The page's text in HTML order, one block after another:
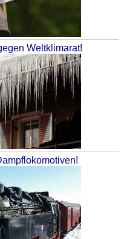
Weltklimarat!